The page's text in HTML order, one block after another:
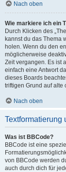
Nach oben
Wie markiere ich ein
Durch Klicken des
kannst du das Thema
holen. Wenn du den
möglicherweise
Zeit vergangen. Es ist
einfach eine Antwort
dieses Boards
triftigen Grund auf alte
Nach oben
Textformatierung
Was ist BBCode?
BBCode ist eine
von BBCode werden
auch durch dich für